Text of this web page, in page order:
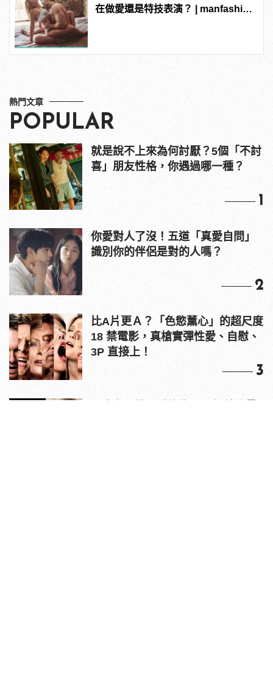
在做愛還是特技表演？ | manfashion
熱門文章
POPULAR
就是說不上來為何討厭？5個「不討
喜」朋友性格，你遇過哪一種？
1
你愛對人了沒！五道「真愛自問」
識別你的伴侶是對的人嗎？
2
比A片更Ａ？「色慾薰心」的超尺度
18 禁電影，真槍實彈性愛、自慰、
3P 直接上！
3